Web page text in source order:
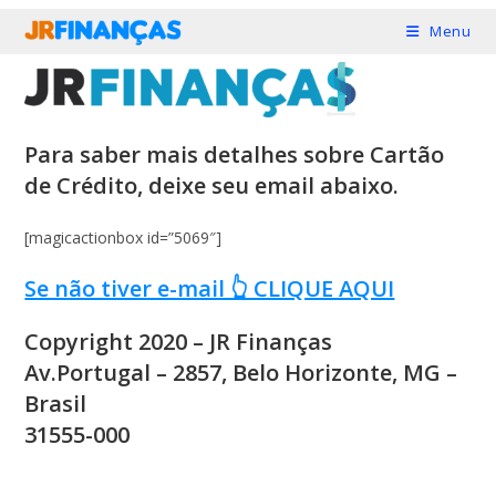
conteúdo
Menu
Para saber mais detalhes sobre Cartão
de Crédito, deixe seu email abaixo.​
[magicactionbox id=”5069″]
Se não tiver e-mail 👆 CLIQUE AQUI​
Copyright 2020 – JR Finanças
Av.Portugal – 2857, Belo Horizonte, MG –
Brasil
31555-000​